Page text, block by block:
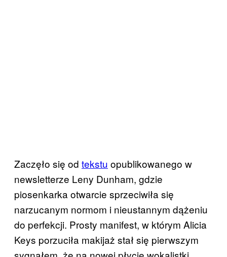
Zaczęło się od tekstu ​ opublikowanego w
newsletterze Leny Dunham, gdzie
piosenkarka otwarcie sprzeciwiła się
narzucanym normom i nieustannym dążeniu
do perfekcji. Prosty manifest, w którym Alicia
Keys porzuciła makijaż stał się pierwszym